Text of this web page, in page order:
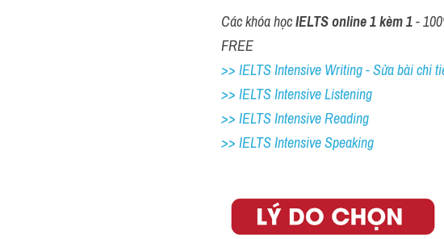
Các khóa học IELTS online 1 kèm 1 -
FREE
>> IELTS Intensive Writing - Sửa bài chi
>> IELTS Intensive Listening
>> IELTS Intensive Reading
>> IELTS Intensive Speaking